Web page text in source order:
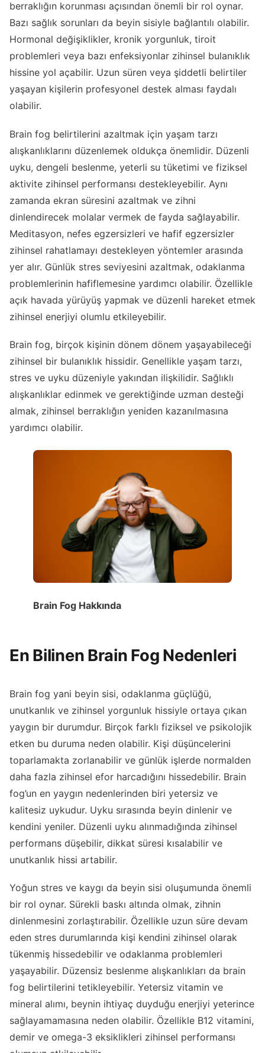
berraklığın korunması açısından önemli bir rol oynar.
Bazı sağlık sorunları da beyin sisiyle bağlantılı olabilir.
Hormonal değişiklikler, kronik yorgunluk, tiroit
problemleri veya bazı enfeksiyonlar zihinsel bulanıklık
hissine yol açabilir. Uzun süren veya şiddetli belirtiler
yaşayan kişilerin profesyonel destek alması faydalı
olabilir.
Brain fog belirtilerini azaltmak için yaşam tarzı
alışkanlıklarını düzenlemek oldukça önemlidir. Düzenli
uyku, dengeli beslenme, yeterli su tüketimi ve fiziksel
aktivite zihinsel performansı destekleyebilir. Aynı
zamanda ekran süresini azaltmak ve zihni
dinlendirecek molalar vermek de fayda sağlayabilir.
Meditasyon, nefes egzersizleri ve hafif egzersizler
zihinsel rahatlamayı destekleyen yöntemler arasında
yer alır. Günlük stres seviyesini azaltmak, odaklanma
problemlerinin hafiflemesine yardımcı olabilir. Özellikle
açık havada yürüyüş yapmak ve düzenli hareket etmek
zihinsel enerjiyi olumlu etkileyebilir.
Brain fog, birçok kişinin dönem dönem yaşayabileceği
zihinsel bir bulanıklık hissidir. Genellikle yaşam tarzı,
stres ve uyku düzeniyle yakından ilişkilidir. Sağlıklı
alışkanlıklar edinmek ve gerektiğinde uzman desteği
almak, zihinsel berraklığın yeniden kazanılmasına
yardımcı olabilir.
Brain Fog Hakkında
En Bilinen Brain Fog Nedenleri
Brain fog yani beyin sisi, odaklanma güçlüğü,
unutkanlık ve zihinsel yorgunluk hissiyle ortaya çıkan
yaygın bir durumdur. Birçok farklı fiziksel ve psikolojik
etken bu duruma neden olabilir. Kişi düşüncelerini
toparlamakta zorlanabilir ve günlük işlerde normalden
daha fazla zihinsel efor harcadığını hissedebilir. Brain
fog’un en yaygın nedenlerinden biri yetersiz ve
kalitesiz uykudur. Uyku sırasında beyin dinlenir ve
kendini yeniler. Düzenli uyku alınmadığında zihinsel
performans düşebilir, dikkat süresi kısalabilir ve
unutkanlık hissi artabilir.
Yoğun stres ve kaygı da beyin sisi oluşumunda önemli
bir rol oynar. Sürekli baskı altında olmak, zihnin
dinlenmesini zorlaştırabilir. Özellikle uzun süre devam
eden stres durumlarında kişi kendini zihinsel olarak
tükenmiş hissedebilir ve odaklanma problemleri
yaşayabilir. Düzensiz beslenme alışkanlıkları da brain
fog belirtilerini tetikleyebilir. Yetersiz vitamin ve
mineral alımı, beynin ihtiyaç duyduğu enerjiyi yeterince
sağlayamamasına neden olabilir. Özellikle B12 vitamini,
demir ve omega-3 eksiklikleri zihinsel performansı